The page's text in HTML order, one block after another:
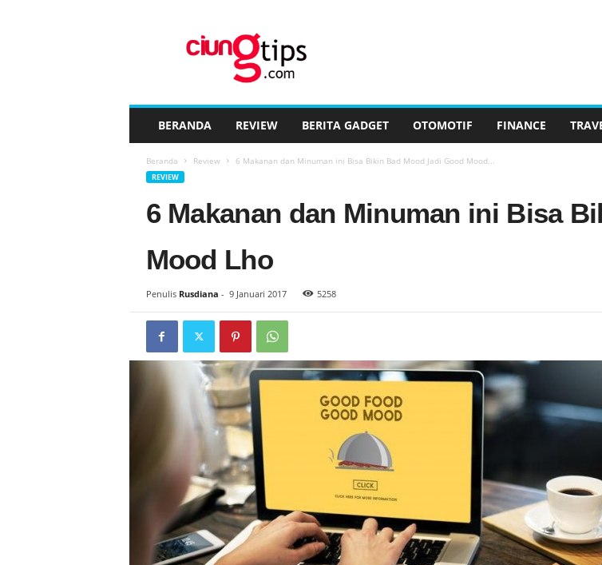
BERANDA REVIEW BERITA GADGET OTOMOTIF FINANCE
Beranda Review 6 Makanan dan Minuman ini Bisa Bikin Bad Mood Jadi Good Mood...
REVIEW
6 Makanan dan Minuman ini Bisa
Mood Lho
Penulis Rusdiana - 9 Januari 2017 5258